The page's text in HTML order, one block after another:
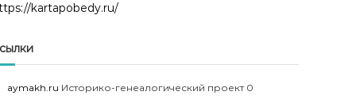
kartapobedy.ru/
aymakh.ru Историко-генеалогический проект 0